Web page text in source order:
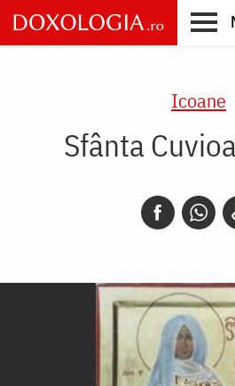
Skip
to
main
Icoane
Sfânta